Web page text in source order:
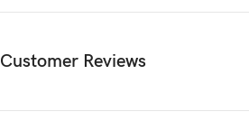
Customer Reviews